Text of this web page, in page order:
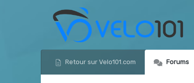
Retour sur Velo101.com Forums